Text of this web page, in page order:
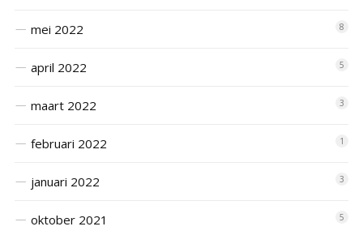
mei 2022 8
april 2022 5
maart 2022 3
februari 2022 1
januari 2022 3
oktober 2021 5